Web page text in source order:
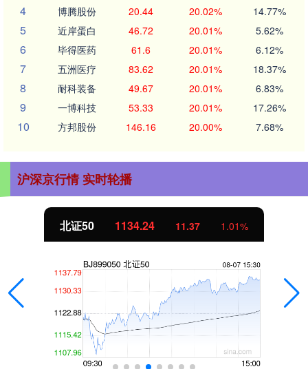
4 博腾股份 20.44 20.02% 14.77%
5 近岸蛋白 46.72 20.01% 5.62%
6 毕得医药 61.6 20.01% 6.12%
7 五洲医疗 83.62 20.01% 18.37%
8 耐科装备 49.67 20.01% 6.83%
9 一博科技 53.33 20.01% 17.26%
10 方邦股份 146.16 20.00% 7.68%
沪深京行情 实时轮播
北证50 1134.24 11.37 1.01%